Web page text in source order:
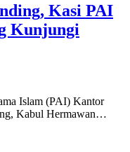
Kasi PAI
Kunjungi
Islam (PAI) Kantor
Kabul Hermawan…